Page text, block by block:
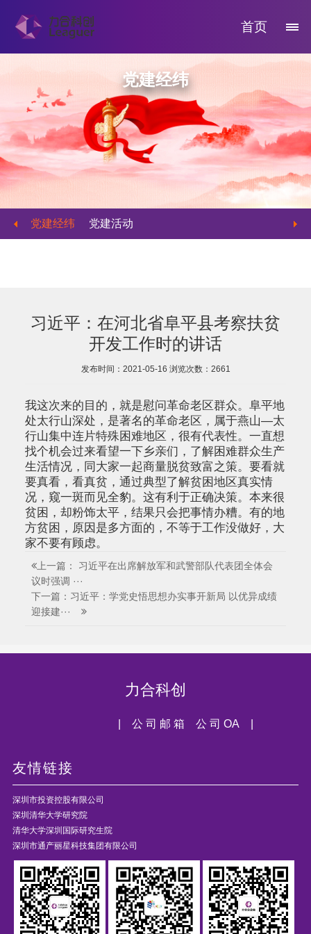
首页
党建经纬
党建经纬 党建活动
习近平：在河北省阜平县考察扶贫
开发工作时的讲话
发布时间：2021-05-16 浏览次数： 2661
我这次来的目的，就是慰问革命老区群众。阜平地
处太行山深处，是著名的革命老区，属于燕山—太
行山集中连片特殊困难地区，很有代表性。一直想
找个机会过来看望一下乡亲们，了解困难群众生产
生活情况，同大家一起商量脱贫致富之策。要看就
要真看，看真贫，通过典型了解贫困地区真实情
况，窥一斑而见全豹。这有利于正确决策。本来很
贫困，却粉饰太平，结果只会把事情办糟。有的地
方贫困，原因是多方面的，不等于工作没做好，大
家不要有顾虑。
上一篇： 习近平在出席解放军和武警部队代表团全体会
议时强调 ···
下一篇：习近平：学党史悟思想办实事开新局 以优异成绩
迎接建···
力合科创
公 司 OA |
| 公 司 邮 箱
友情链接
深圳市投资控股有限公司
深圳清华大学研究院
清华大学深圳国际研究生院
深圳市通产丽星科技集团有限公司